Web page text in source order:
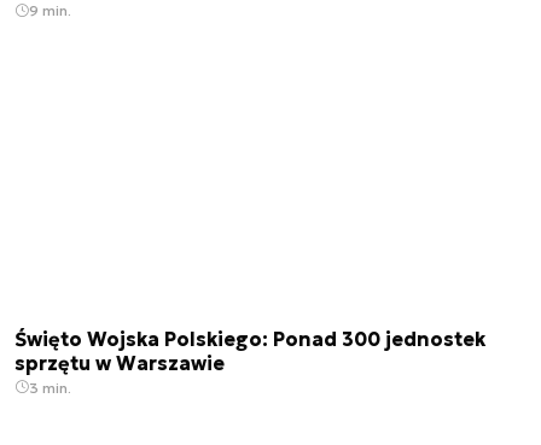
9 min.
Święto Wojska Polskiego: Ponad 300 jednostek
sprzętu w Warszawie
3 min.